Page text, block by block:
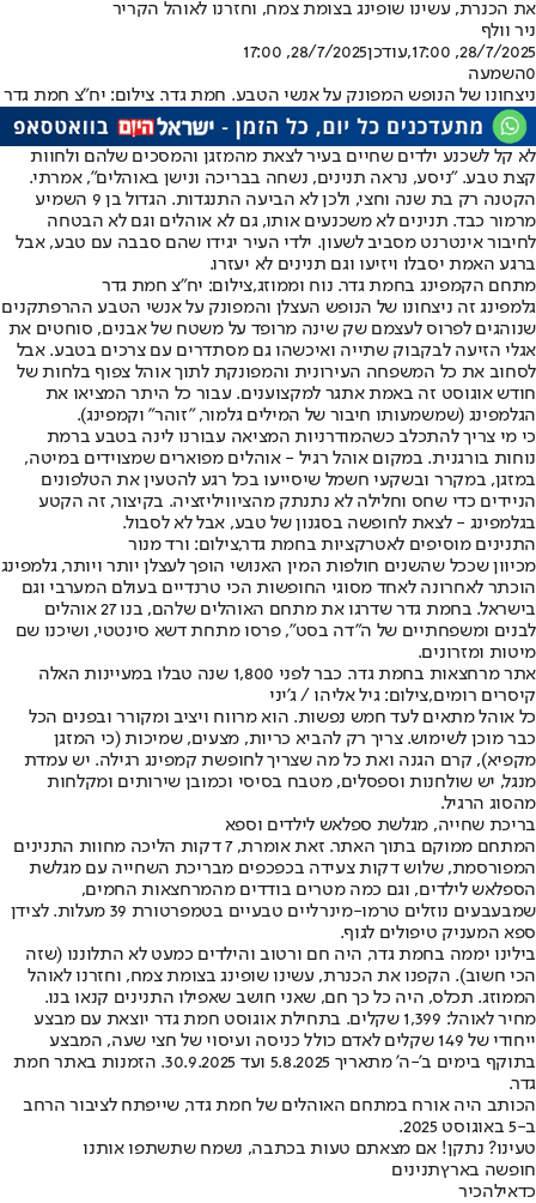
את הכנרת, עשינו שופינג בצומת צמח, וחזרנו לאוהל הקריר
ניר וולף
28/7/2025, 17:00
,עודכן28/7/2025, 17:00
0השמעה
ניצחונו של הנופש המפונק על אנשי הטבע. חמת גדר. צילום: יח"צ חמת גדר
לא קל לשכנע ילדים שחיים בעיר לצאת מהמזגן והמסכים שלהם ולחוות
קצת טבע. ״ניסע, נראה תנינים, נשחה בבריכה ונישן באוהלים״, אמרתי.
הקטנה רק בת שנה וחצי, ולכן לא הביעה התנגדות. הגדול בן 9 השמיע
מרמור כבד. תנינים לא משכנעים אותו, גם לא אוהלים וגם לא הבטחה
לחיבור אינטרנט מסביב לשעון. ילדי העיר יגידו שהם סבבה עם טבע, אבל
ברגע האמת יסבלו ויזיעו וגם תנינים לא יעזרו.
מתחם הקמפינג בחמת גדר. נוח וממוזג,צילום: יח"צ חמת גדר
גלמפינג זה ניצחונו של הנופש העצלן והמפונק על אנשי הטבע ההרפתקנים
שנוהגים לפרוס לעצמם שק שינה מרופד על משטח של אבנים, סוחטים את
אגלי הזיעה לבקבוק שתייה ואיכשהו גם מסתדרים עם צרכים בטבע. אבל
לסחוב את כל המשפחה העירונית והמפונקת לתוך אוהל צפוף בלחות של
חודש אוגוסט זה באמת אתגר למקצוענים. עבור כל היתר המציאו את
הגלמפינג (שמשמעותו חיבור של המילים גלמור, "זוהר" וקמפינג).
כי מי צריך להתכלב כשהמודרניות המציאה עבורנו לינה בטבע ברמת
נוחות בורגנית. במקום אוהל רגיל - אוהלים מפוארים שמצוידים במיטה,
במזגן, במקרר ובשקעי חשמל שיסייעו בכל רגע להטעין את הטלפונים
הניידים כדי שחס וחלילה לא נתנתק מהציוויליזציה. בקיצור, זה הקטע
בגלמפינג - לצאת לחופשה בסגנון של טבע, אבל לא לסבול.
התנינים מוסיפים לאטרקציות בחמת גדר,צילום: ורד מנור
מכיוון שככל שהשנים חולפות המין האנושי הופך לעצלן יותר ויותר, גלמפינג
הוכתר לאחרונה לאחד מסוגי החופשות הכי טרנדיים בעולם המערבי וגם
בישראל. בחמת גדר שדרגו את מתחם האוהלים שלהם, בנו 27 אוהלים
לבנים ומשפחתיים של ה״דה בסט״, פרסו מתחת דשא סינטטי, ושיכנו שם
מיטות ומזרונים.
אתר מרחצאות בחמת גדר. כבר לפני 1,800 שנה טבלו במעיינות האלה
קיסרים רומים,צילום: גיל אליהו / ג'יני
כל אוהל מתאים לעד חמש נפשות. הוא מרווח ויציב ומקורר ובפנים הכל
כבר מוכן לשימוש. צריך רק להביא כריות, מצעים, שמיכות (כי המזגן
מקפיא), קרם הגנה ואת כל מה שצריך לחופשת קמפינג רגילה. יש עמדת
מנגל, יש שולחנות וספסלים, מטבח בסיסי וכמובן שירותים ומקלחות
מהסוג הרגיל.
בריכת שחייה, מגלשת ספלאש לילדים וספא
המתחם ממוקם בתוך האתר. זאת אומרת, 7 דקות הליכה מחוות התנינים
המפורסמת, שלוש דקות צעידה בכפכפים מבריכת השחייה עם מגלשת
הספלאש לילדים, וגם כמה מטרים בודדים מהמרחצאות החמים,
שמבעבעים נוזלים טרמו-מינרליים טבעיים בטמפרטורת 39 מעלות. לצידן
ספא המעניק טיפולים לגוף.
בילינו יממה בחמת גדר, היה חם ורטוב והילדים כמעט לא התלוננו (שזה
הכי חשוב). הקפנו את הכנרת, עשינו שופינג בצומת צמח, וחזרנו לאוהל
הממוזג. תכלס, היה כל כך חם, שאני חושב שאפילו התנינים קנאו בנו.
מחיר לאוהל: 1,399 שקלים. בתחילת אוגוסט חמת גדר יוצאת עם מבצע
ייחודי של 149 שקלים לאדם כולל כניסה ועיסוי של חצי שעה, המבצע
בתוקף בימים ב'-ה' מתאריך 5.8.2025 ועד 30.9.2025. הזמנות באתר חמת
גדר.
הכותב היה אורח במתחם האוהלים של חמת גדר, שייפתח לציבור הרחב
ב-5 באוגוסט 2025.
טעינו? נתקן! אם מצאתם טעות בכתבה, נשמח שתשתפו אותנו
חופשה בארץתנינים
כדאילהכיר